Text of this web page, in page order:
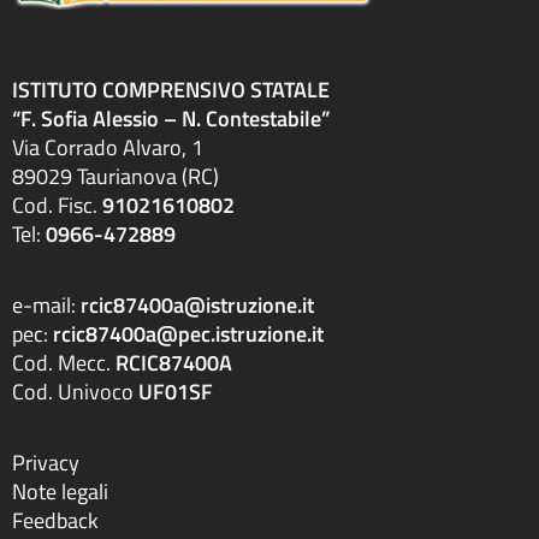
Bandi di gara e contratti
Burocrazia zero
Calendario scolastico
Codice disciplinare
Consulenti e collaboratori
Contatti
Contrattazione collettiva
Cookie Policy (UE)
Corsi
D.S.G.A.
Dirigente Scolastico
Docenti
Dotazione organica
FAQ e VideoTutorial Registro Elettronico CLASSEVIVA
ISTITUTO COMPRENSIVO STATALE
“F. Sofia Alessio – N. Contestabile”
Via Corrado Alvaro, 1
89029 Taurianova (RC)
Cod. Fisc.91021610802
Tel:0966-472889
e-mail: rcic87400a@istruzione.it
pec: rcic87400a@pec.istruzione.it
Cod. Mecc. RCIC87400A
Cod. Univoco UF01SF
Privacy
Note legali
Feedback